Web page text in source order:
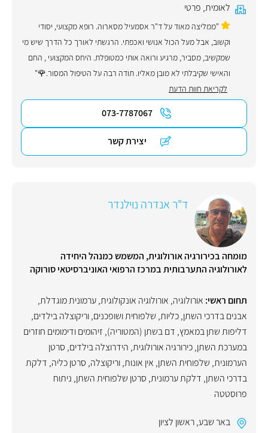
לאומית, פרטי
"ממליצה מאוד על ד"ר אסמעיל מסארוה. רופא מקצועי, יסודי
וקשוב, אבל מעל הכול אנושי ואכפתי. הרגשתי לאורך כל הדרך שיש מי
שמקשיב, מסביר, מרגיע ורואה אותי כמטופלת. היחס המקצועי , החם
והאישי שקיבלתי לא מובן מאליו. תודה רבה על הטיפול המסור.🌹"
לקריאת חוות הדעת
073-7787067
יצירת קשר
ד"ר אנדרה נוילנדר
מומחה בכירורגיה אורולוגית, המשמש כמנהל היחידה
לאורולוגיה התערבותית במרכז הרפואי האוניברסיטאי סורוקה
תחום ראשי: אורולוגיה, אורולוגיה אונקולוגית,ערמונית מוגדלת,
אבנים בדרכי השתן, כליות, שלפוחית ושופכנים,וריקוצלה בילדים,
דליפות שתן במאמץ, דם בשתן (המטוריה), זיהומים ודימומים חוזרים
במערכת השתן,כירורגיה אורולוגית, הידרוצלה בילדים, סרטן
הערמונית, שלפוחית השתן, אין אונות,וריקוצלה, סרטן כליה, דלקת
בדרכי השתן, דלקת ערמונית, סרטן שלפוחית השתן, ניתוח
פרוסטטה
באר שבע,ראשון לציון